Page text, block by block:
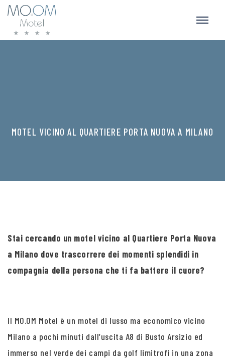
MOTEL VICINO AL QUARTIERE PORTA NUOVA A MILANO
Stai cercando un motel vicino al Quartiere Porta Nuova
a Milano dove trascorrere dei momenti splendidi in
compagnia della persona che ti fa battere il cuore?
Il MO.OM Motel è un motel di lusso ma economico vicino
Milano a pochi minuti dall’uscita A8 di Busto Arsizio ed
immerso nel verde dei campi da golf limitrofi in una zona